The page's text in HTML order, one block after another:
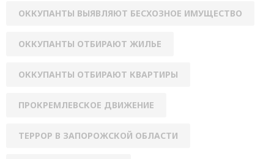
ОККУПАНТЫ ВЫЯВЛЯЮТ БЕСХОЗНОЕ ИМУЩЕСТВО
ОККУПАНТЫ ОТБИРАЮТ ЖИЛЬЕ
ОККУПАНТЫ ОТБИРАЮТ КВАРТИРЫ
ПРОКРЕМЛЕВСКОЕ ДВИЖЕНИЕ
ТЕРРОР В ЗАПОРОЖСКОЙ ОБЛАСТИ